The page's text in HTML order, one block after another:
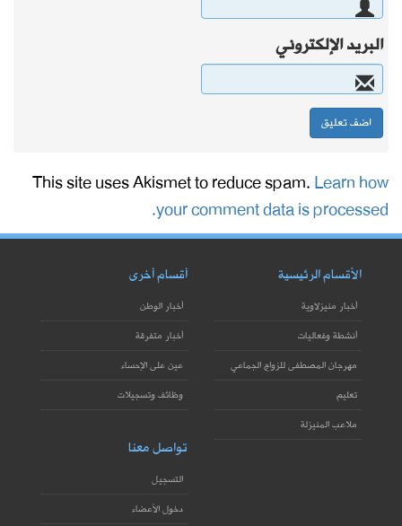
البريد الإلكتروني
This site uses Akismet to reduce spam.Learn how
your comment data is processed.
الأقسام الرئيسية
أخبار منيزلاوية
أنشطة وفعاليات
مهرجان المصطفى للزواج الجماعي
تعليم
ملاعب المنيزلة
أقسام أخرى
أخبار الوطن
أخبار متفرقة
عين على الإحساء
وظائف وتسجيلات
تواصل معنا
التسجيل
دخول الأعضاء